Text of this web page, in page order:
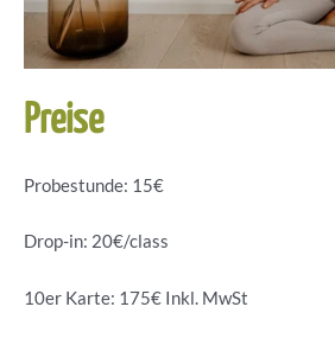
Preise
Probestunde: 15€
Drop-in: 20€/class
10er Karte: 175€ Inkl. MwSt